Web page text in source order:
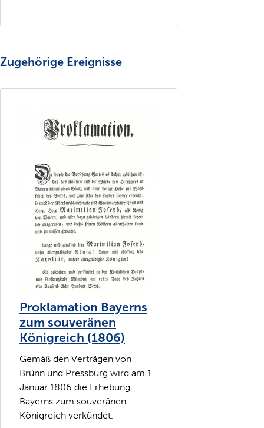
Zugehörige Ereignisse
Proklamation Bayerns
zum souveränen
Königreich (1806)
Gemäß den Verträgen von
Brünn und Pressburg wird am 1.
Januar 1806 die Erhebung
Bayerns zum souveränen
Königreich verkündet.